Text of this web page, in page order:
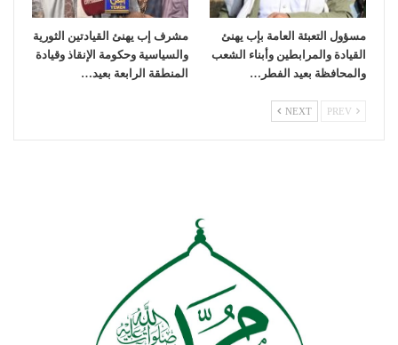
مسؤول التعبئة العامة بإب يهنئ
القيادة والمرابطين وأبناء الشعب
والمحافظة بعيد الفطر…
مشرف إب يهنئ القيادتين الثورية
والسياسية وحكومة الإنقاذ وقيادة
المنطقة الرابعة بعيد…
NEXT